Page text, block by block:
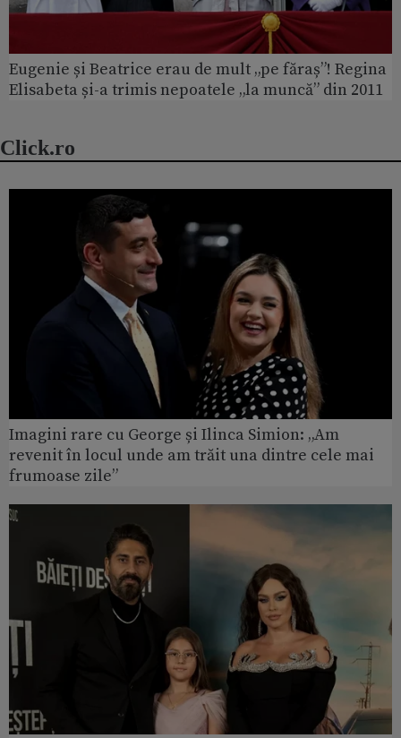
Eugenie și Beatrice erau de mult „pe făraș”! Regina
Elisabeta și-a trimis nepoatele „la muncă” din 2011
Click.ro
Imagini rare cu George și Ilinca Simion: „Am
revenit în locul unde am trăit una dintre cele mai
frumoase zile”